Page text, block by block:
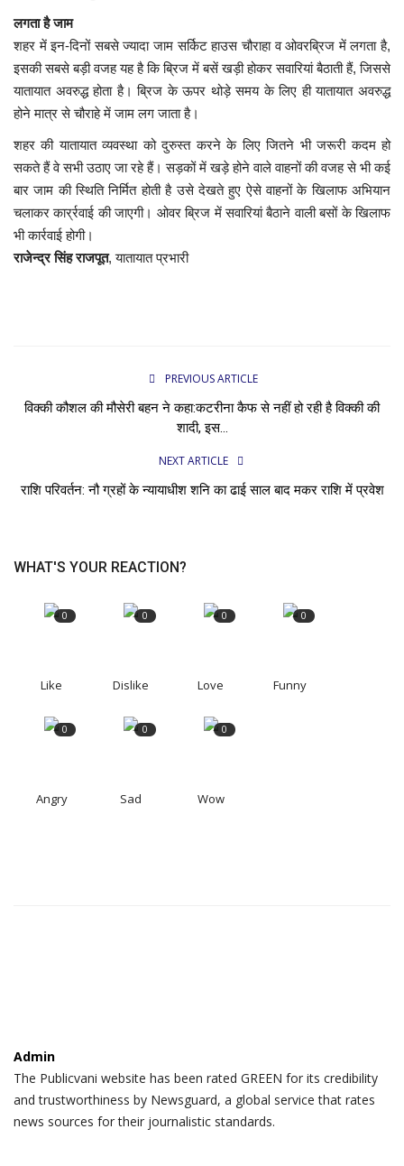
ब्रेकिंग न्यूज़
व्यापार
टेक न्यूज़
लगता है जाम
शहर में इन-दिनों सबसे ज्यादा जाम सर्किट हाउस चौराहा व ओवरब्रिज में लगता है,
इसकी सबसे बड़ी वजह यह है कि ब्रिज में बसें खड़ी होकर सवारियां बैठाती हैं, जिससे
यातायात अवरुद्ध होता है। ब्रिज के ऊपर थोड़े समय के लिए ही यातायात अवरुद्ध
होने मात्र से चौराहे में जाम लग जाता है।
शहर की यातायात व्यवस्था को दुरुस्त करने के लिए जितने भी जरूरी कदम हो
सकते हैं वे सभी उठाए जा रहे हैं। सड़कों में खड़े होने वाले वाहनों की वजह से भी कई
बार जाम की स्थिति निर्मित होती है उसे देखते हुए ऐसे वाहनों के खिलाफ अभियान
चलाकर कार्र्रवाई की जाएगी। ओवर ब्रिज में सवारियां बैठाने वाली बसों के खिलाफ
भी कार्रवाई होगी।
राजेन्द्र सिंह राजपूत, यातायात प्रभारी
PREVIOUS ARTICLE
विक्की कौशल की मौसेरी बहन ने कहा:कटरीना कैफ से नहीं हो रही है विक्की की
शादी, इस...
NEXT ARTICLE
राशि परिवर्तन: नौ ग्रहों के न्यायाधीश शनि का ढाई साल बाद मकर राशि में प्रवेश
WHAT'S YOUR REACTION?
0
Like
0
Dislike
0
Love
0
Funny
0
Angry
0
Sad
0
Wow
Admin
The Publicvani website has been rated GREEN for its credibility
and trustworthiness by Newsguard, a global service that rates
news sources for their journalistic standards.